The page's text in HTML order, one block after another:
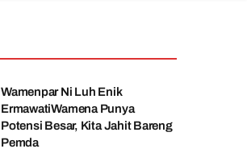
Wamenpar Ni Luh Enik
ErmawatiWamena Punya
Potensi Besar, Kita Jahit Bareng
Pemda